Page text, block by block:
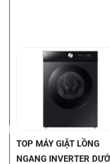
TOP MÁY GIẶT LỒNG
NGANG INVERTER